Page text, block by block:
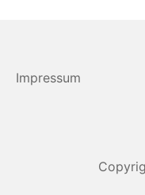
Impressum